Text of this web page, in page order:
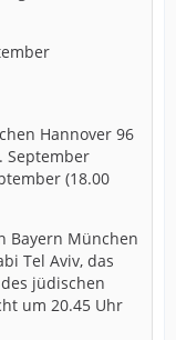
Hannover 96
September
(18.00
Bayern München
Tel Aviv, das
jüdischen
um 20.45 Uhr